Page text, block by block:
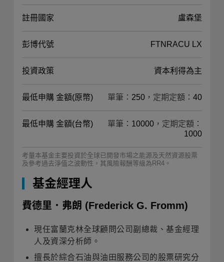
註冊國家 盧森堡
彭博代號 FTNRACU LX
投資政策 資本利得為主
最低申購 金額(原幣) 單筆：250，定期定額：40
最低申購 金額(台幣)
單筆：10000，定期定額：
1000
考量本基金主要投資於全球已開發市場之能源及天然資源股票
及參考過去淨值之波動性，其風險報酬等級為RR4。
基金經理人
費德里．弗朗 (Frederick G. Fromm)
現任富蘭克林全球顧問公司副總裁、基金經理
人及資深分析師。
擅長於綜合石油與油田服務公司的股票研究分